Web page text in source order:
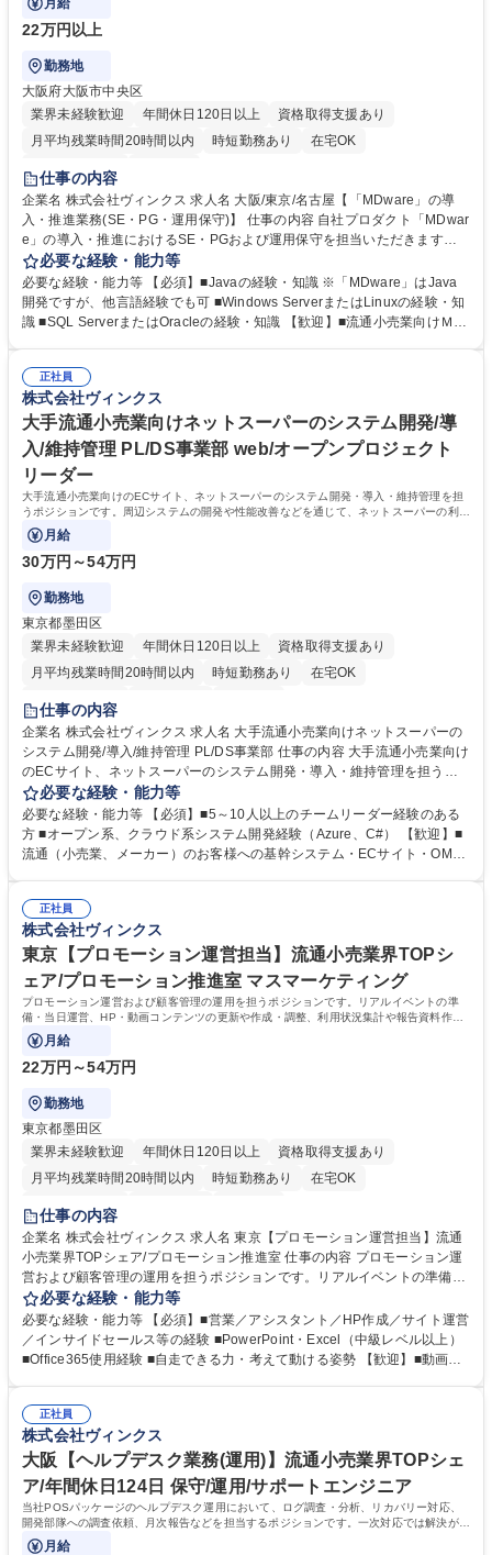
月給
22万円以上
勤務地
大阪府大阪市中央区
業界未経験歓迎
年間休日120日以上
資格取得支援あり
月平均残業時間20時間以内
時短勤務あり
在宅OK
完全週休2日制
仕事の内容
企業名 株式会社ヴィンクス 求人名 大阪/東京/名古屋【「MDware」の導
入・推進業務(SE・PG・運用保守)】 仕事の内容 自社プロダクト「MDwar
e」の導入・推進におけるSE・PGおよび運用保守を担当いただきます。
システム開発から運用保守まで、経験や適性に応じたフェーズで業務を担
い、安定したシステム提供を支えるポジションです。 ■自社プロダクト
「MDware」の導入・推進におけるSE、PG、運用保守業務 ■システム開
発業務、または運用保守業務の担当 ■問い合わせ対応および調査 ■システ
必要な経験・能力等
必要な経験・能力等 【必須】■Javaの経験・知識 ※「MDware」はJava
開発ですが、他言語経験でも可 ■Windows ServerまたはLinuxの経験・知
識 ■SQL ServerまたはOracleの経験・知識 【歓迎】■流通小売業向けＭＤ
ステム会社として創業し、流通小売業との長年の関係性と実績、業務知識
の面で圧倒的な強みを保持しています。昨今は先進技術を用いて人手不足
などの社会課題解決、消費者の利便性向上に挑みます。 学歴・資格 学
歴：大学院 大学 高専 短大 専修学校 高校 語学力： 資格：
正社員
株式会社ヴィンクス
大手流通小売業向けネットスーパーのシステム開発/導
入/維持管理 PL/DS事業部 web/オープンプロジェクト
リーダー
大手流通小売業向けのECサイト、ネットスーパーのシステム開発・導入・維持管理を担
うポジションです。周辺システムの開発や性能改善などを通じて、ネットスーパーの利便
性向上に取り組みます。
月給
30万円～54万円
勤務地
東京都墨田区
業界未経験歓迎
年間休日120日以上
資格取得支援あり
月平均残業時間20時間以内
時短勤務あり
在宅OK
完全週休2日制
仕事の内容
企業名 株式会社ヴィンクス 求人名 大手流通小売業向けネットスーパーの
システム開発/導入/維持管理 PL/DS事業部 仕事の内容 大手流通小売業向け
のECサイト、ネットスーパーのシステム開発・導入・維持管理を担うポ
ジションです。周辺システムの開発や性能改善などを通じて、ネットスー
パーの利便性向上に取り組みます。 ■大手流通小売業向けのECサイト、ネ
ットスーパーのシステム開発・導入・維持管理 ■周辺システムの開発 ■性
能改善（ネットスーパーの利便性向上における開発） ■5名程度の開発チ
必要な経験・能力等
必要な経験・能力等 【必須】■5～10人以上のチームリーダー経験のある
方 ■オープン系、クラウド系システム開発経験（Azure、C#） 【歓迎】■
流通（小売業、メーカー）のお客様への基幹システム・ECサイト・OMS
テム会社として創業し、流通小売業との長年の関係性と実績、業務知識の
面で圧倒的な強みを保持しています。昨今は先進技術を用いて人手不足な
どの社会課題解決、消費者の利便性向上に挑みます。 学歴・資格 学歴：
大学院 大学 高専 短大 専修学校 高校 語学力： 資格：
正社員
株式会社ヴィンクス
東京【プロモーション運営担当】流通小売業界TOPシ
ェア/プロモーション推進室 マスマーケティング
プロモーション運営および顧客管理の運用を担うポジションです。リアルイベントの準
備・当日運営、HP・動画コンテンツの更新や作成・調整、利用状況集計や報告資料作成
など、プロモーション施策に関わる実務全般
月給
22万円～54万円
勤務地
東京都墨田区
業界未経験歓迎
年間休日120日以上
資格取得支援あり
月平均残業時間20時間以内
時短勤務あり
在宅OK
完全週休2日制
仕事の内容
企業名 株式会社ヴィンクス 求人名 東京【プロモーション運営担当】流通
小売業界TOPシェア/プロモーション推進室 仕事の内容 プロモーション運
営および顧客管理の運用を担うポジションです。リアルイベントの準備・
当日運営、HP・動画コンテンツの更新や作成・調整、利用状況集計や報
告資料作成など、プロモーション施策に関わる実務全般 を担当します。ま
た、パネル作成・運営設計・現地設営・展示物作成など、イベント運営に
必要な各種作業にも取り組みます。 ■プロモーション運営、顧客管理の運
設計、現地設営、展示物作成 ■ベンダーコントロール、社内外調整 募集職
種 東京【プロモーション運営担当】流通小売業界TOPシェア/プロモーシ
ョン推進室
必要な経験・能力等
必要な経験・能力等 【必須】■営業／アシスタント／HP作成／サイト運営
／インサイドセールス等の経験 ■PowerPoint・Excel（中級レベル以上）
■Office365使用経験 ■自走できる力・考えて動ける姿勢 【歓迎】■動画撮
方 【未来の小売/流通を支えるシステム開発】当社は大手流通小売業の情
報システム会社として創業し、流通小売業との長年の関係性と実績、業務
知識の面で圧倒的な強みがあります。先進技術を用いて人手不足などの社
会課題解決、消費者の利便性向上に挑みます。 学歴・資格 学歴：大学院
大学 高専 短大 専修学校 高校 語学力： 資格：
正社員
株式会社ヴィンクス
大阪【ヘルプデスク業務(運用)】流通小売業界TOPシェ
ア/年間休日124日 保守/運用/サポートエンジニア
当社POSパッケージのヘルプデスク運用において、ログ調査・分析、リカバリー対応、
開発部隊への調査依頼、月次報告などを担当するポジションです。一次対応では解決が難
しい技術的な問い合わせに対し、
月給